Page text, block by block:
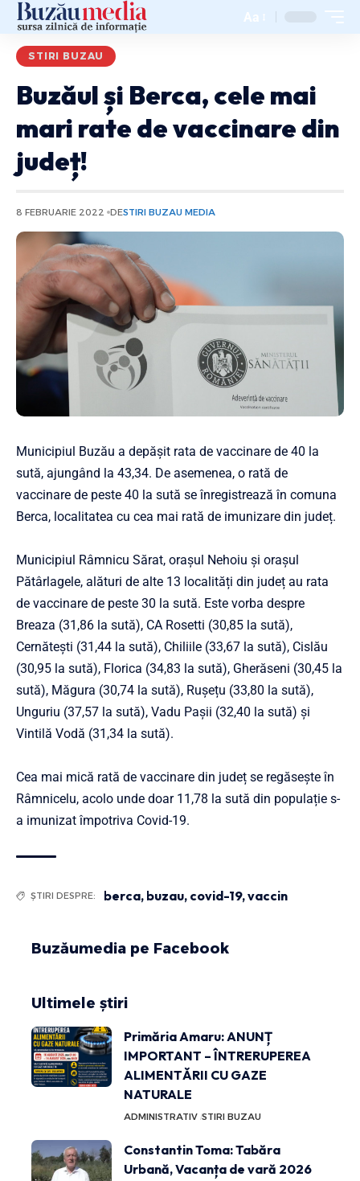
Aa
STIRI BUZAU
Buzăul și Berca, cele mai
mari rate de vaccinare din
județ!
8 FEBRUARIE 2022 DESTIRI BUZAU MEDIA
Municipiul Buzău a depășit rata de vaccinare de 40 la
sută, ajungând la 43,34. De asemenea, o rată de
vaccinare de peste 40 la sută se înregistrează în comuna
Berca, localitatea cu cea mai rată de imunizare din județ.
Municipiul Râmnicu Sărat, orașul Nehoiu și orașul
Pătârlagele, alături de alte 13 localități din județ au rata
de vaccinare de peste 30 la sută. Este vorba despre
Breaza (31,86 la sută), CA Rosetti (30,85 la sută),
Cernătești (31,44 la sută), Chiliile (33,67 la sută), Cislău
(30,95 la sută), Florica (34,83 la sută), Gherăseni (30,45 la
sută), Măgura (30,74 la sută), Rușețu (33,80 la sută),
Unguriu (37,57 la sută), Vadu Pașii (32,40 la sută) și
Vintilă Vodă (31,34 la sută).
Cea mai mică rată de vaccinare din județ se regăsește în
Râmnicelu, acolo unde doar 11,78 la sută din populație s-
a imunizat împotriva Covid-19.
ȘTIRI DESPRE: berca, buzau, covid-19,vaccin
Buzăumedia pe Facebook
Ultimele știri
Primăria Amaru: ANUNȚ
IMPORTANT – ÎNTRERUPEREA
ALIMENTĂRII CU GAZE
NATURALE
ADMINISTRATIV STIRI BUZAU
Constantin Toma: Tabăra
Urbană, Vacanța de vară 2026